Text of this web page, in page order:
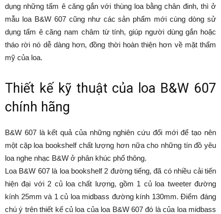
dụng những tấm ê căng gắn với thùng loa bằng chân đinh, thì ở
mẫu loa B&W 607 cũng như các sản phẩm mới cùng dòng sử
dụng tấm ê căng nam châm từ tính, giúp người dùng gắn hoặc
tháo rời nó dễ dàng hơn, đồng thời hoàn thiện hơn về mặt thẩm
mỹ của loa.
Thiết kế kỹ thuật của loa B&W 607
chính hãng
B&W 607 là kết quả của những nghiên cứu đổi mới để tạo nên
một cặp loa bookshelf chất lượng hơn nữa cho những tín đồ yêu
loa nghe nhạc B&W ở phân khúc phổ thông.
Loa B&W 607 là loa bookshelf 2 đường tiếng, đã có nhiều cải tiến
hiện đại với 2 củ loa chất lượng, gồm 1 củ loa tweeter đường
kính 25mm và 1 củ loa midbass đường kính 130mm. Điểm đáng
chú ý trên thiết kế củ loa của loa B&W 607 đó là của loa midbass